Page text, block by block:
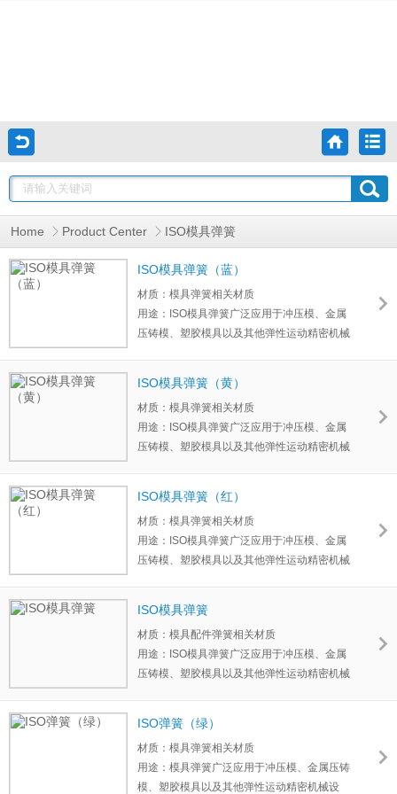
Home Product Center ISO模具弹簧
ISO模具弹簧（蓝）
材质：模具弹簧相关材质
用途：ISO模具弹簧广泛应用于冲压模、金属
压铸模、塑胶模具以及其他弹性运动精密机械
寿命长的特点。
ISO模具弹簧（黄）
材质：模具弹簧相关材质
用途：ISO模具弹簧广泛应用于冲压模、金属
压铸模、塑胶模具以及其他弹性运动精密机械
寿命长的特点。
ISO模具弹簧（红）
材质：模具弹簧相关材质
用途：ISO模具弹簧广泛应用于冲压模、金属
压铸模、塑胶模具以及其他弹性运动精密机械
寿命长的特点。
ISO模具弹簧
材质：模具配件弹簧相关材质
用途：ISO模具弹簧广泛应用于冲压模、金属
压铸模、塑胶模具以及其他弹性运动精密机械
寿命长的特点。
ISO弹簧（绿）
材质：模具弹簧相关材质
用途：模具弹簧广泛应用于冲压模、金属压铸
模、塑胶模具以及其他弹性运动精密机械设